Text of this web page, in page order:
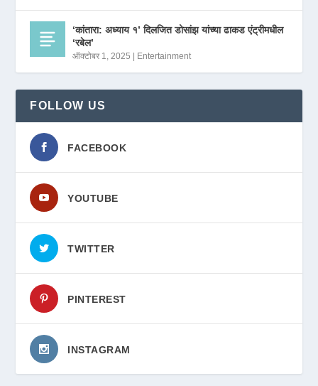
‘कांतारा: अध्याय १’ दिलजित डोसांझ यांच्या ढाकड एंट्रीमधील
‘रबेल’
ऑक्टोबर 1, 2025 Entertainment
FOLLOW US
FACEBOOK
YOUTUBE
TWITTER
PINTEREST
INSTAGRAM